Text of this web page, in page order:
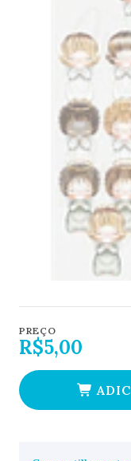
PREÇO
R$5,00